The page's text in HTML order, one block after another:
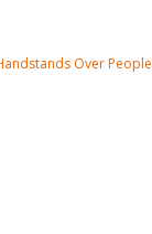
Over People